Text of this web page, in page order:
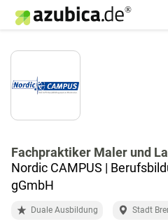
Fachpraktiker Maler und
Nordic CAMPUS |
gGmbH
Duale Ausbildung Stadt